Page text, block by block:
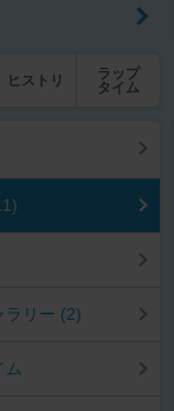
ヒストリ
ラップ
タイム
ラリー (2)
ム